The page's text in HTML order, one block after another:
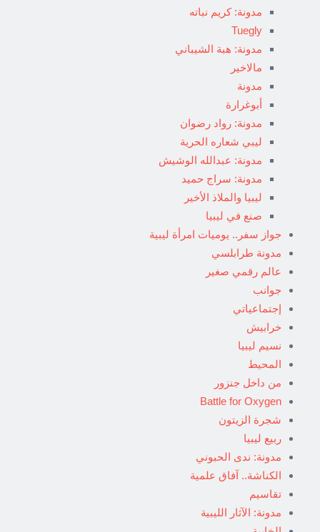
مدونة: كريم نباته
Tuegly
مدونة: هبة الشيباني
مالاخير
مدونة
أبوغرارة
مدونة: رواد رضوان
ليبي شعاره الحرية
مدونة: عبدالله الوشيش
مدونة: سراج حميد
ليبيا والملاذ الأخير
صنع في ليبيا
جواز سفر.. يوميات امرأة ليبية
مدونة طرابلسي
عالم رقمي صغير
جوانب
إجتماعياتي
خرابيش
نسيم ليبيا
المحيط
من داخل جنزور
Battle for Oxygen
شجرة الزيتون
ربيع ليبيا
مدونة: ندى الحبوني
الكناشة.. آفاق علمية
تقاسيم
مدونة: الآثار الليبية